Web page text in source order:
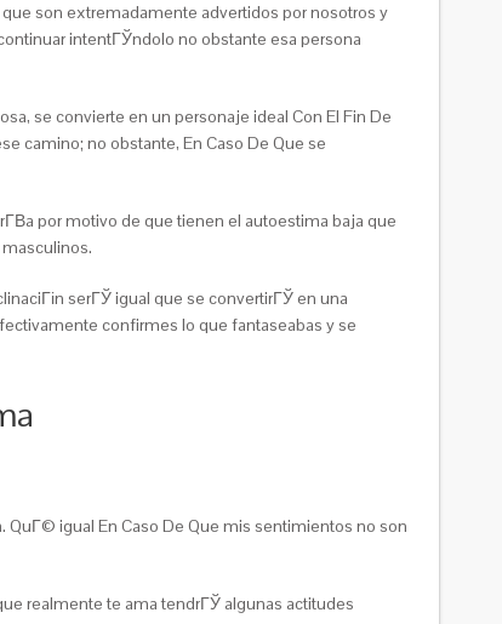
son extremadamente advertidos por nosotros y
intentГЎndolo no obstante esa persona
se convierte en un personaje ideal Con El Fin De
camino; no obstante, En Caso De Que se
por motivo de que tienen el autoestima baja que
serГЎ igual que se convertirГЎ en una
confirmes lo que fantaseabas y se
igual En Caso De Que mis sentimientos no son
realmente te ama tendrГЎ algunas actitudes